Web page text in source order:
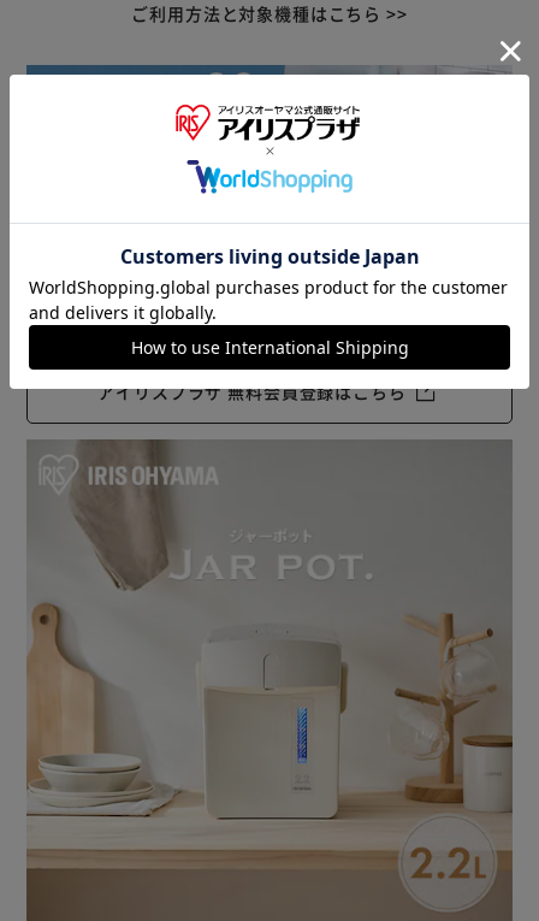
ご利用方法と対象機種はこちら >>
アイリスプラザ 無料会員登録はこちら